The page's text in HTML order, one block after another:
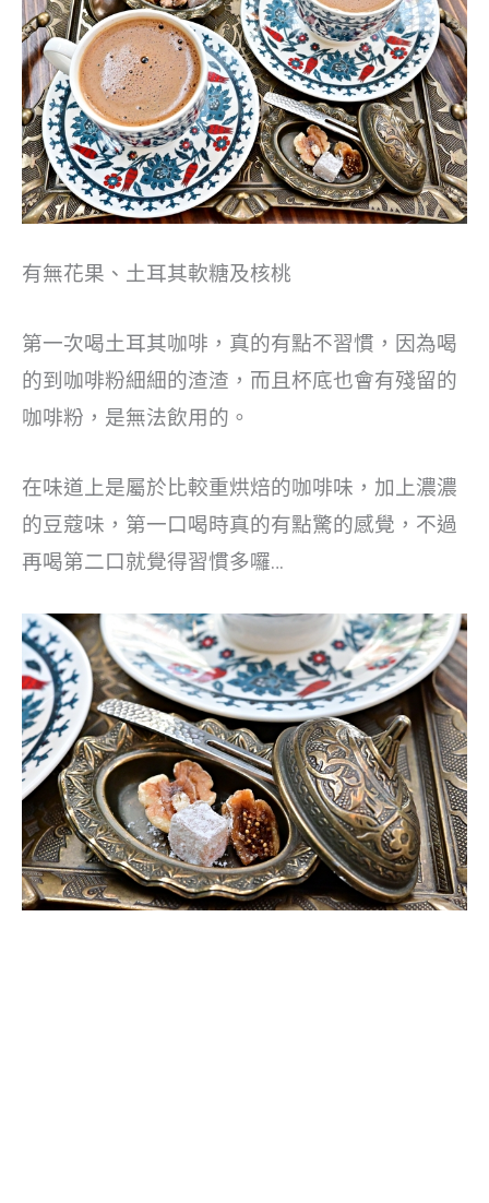
有無花果、土耳其軟糖及核桃
第一次喝土耳其咖啡，真的有點不習慣，因為喝
的到咖啡粉細細的渣渣，而且杯底也會有殘留的
咖啡粉，是無法飲用的。
在味道上是屬於比較重烘焙的咖啡味，加上濃濃
的豆蔻味，第一口喝時真的有點驚的感覺，不過
再喝第二口就覺得習慣多囉…